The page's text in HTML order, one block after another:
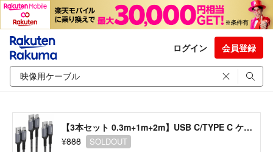
ログイン 会員登録
【3本セット 0.3m+1m+2m】USB C/TYPE C ケーブル 急速充電
¥888
SOLDOUT